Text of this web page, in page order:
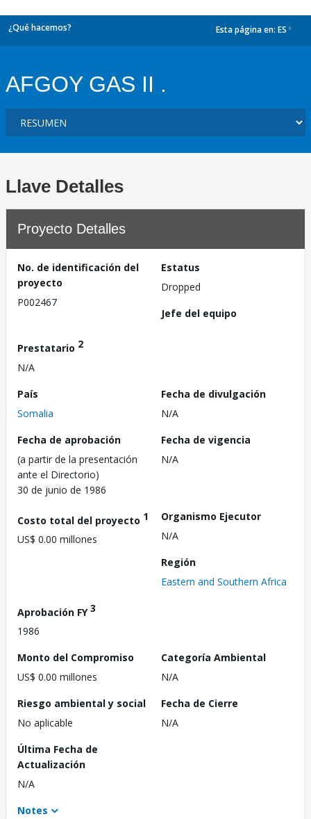
¿Qué hacemos? Esta página en: ES
AFGOY GAS II .
Llave Detalles
Proyecto Detalles
No. de identificación del
proyecto
P002467
Estatus
Dropped
Jefe del equipo
Prestatario 2
N/A
País
Somalia
Fecha de divulgación
N/A
Fecha de aprobación
(a partir de la presentación
ante el Directorio)
30 de junio de 1986
Fecha de vigencia
N/A
Costo total del proyecto 1
US$ 0.00 millones
Organismo Ejecutor
N/A
Región
Eastern and Southern Africa
Aprobación FY3
1986
Monto del Compromiso
US$ 0.00 millones
Categoría Ambiental
N/A
Riesgo ambiental y social
No aplicable
Fecha de Cierre
N/A
Última Fecha de
Actualización
N/A
Notes